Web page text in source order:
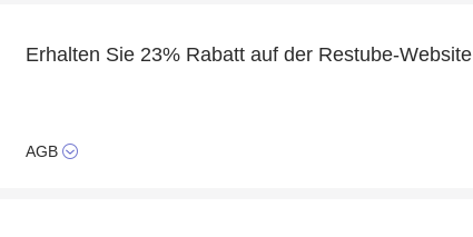
Erhalten Sie 23% Rabatt auf der Restube-Website
AGB